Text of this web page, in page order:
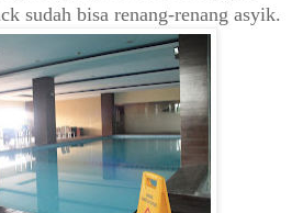
sudah bisa renang-renang asyik.